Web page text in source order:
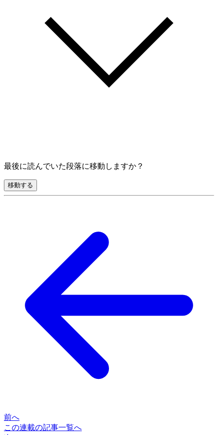
最後に読んでいた段落に移動しますか？
移動する
前へ
この連載の記事一覧へ